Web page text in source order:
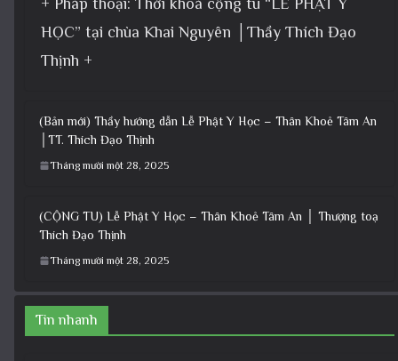
HỌC” tại chùa Khai Nguyên │Thầy Thích Đạo
Thịnh +
(Bản mới) Thầy hướng dẫn Lễ Phật Y Học – Thân Khoẻ Tâm An
│TT. Thích Đạo Thịnh
Tháng mười một 28, 2025
(CỘNG TU) Lễ Phật Y Học – Thân Khoẻ Tâm An │ Thượng toạ
Thích Đạo Thịnh
Tháng mười một 28, 2025
Tin nhanh